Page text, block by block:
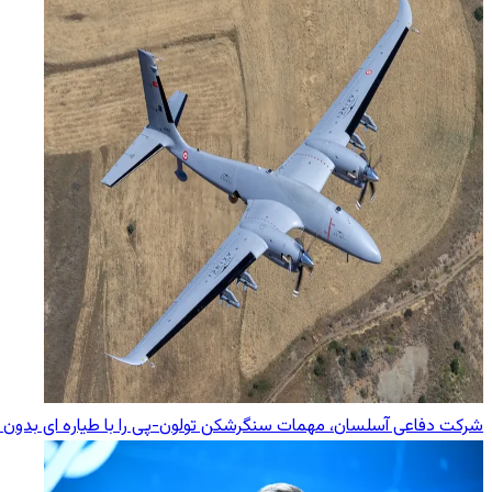
شرکت دفاعی آسلسان، مهمات سنگرشکن تولون-پی را با طیاره ای